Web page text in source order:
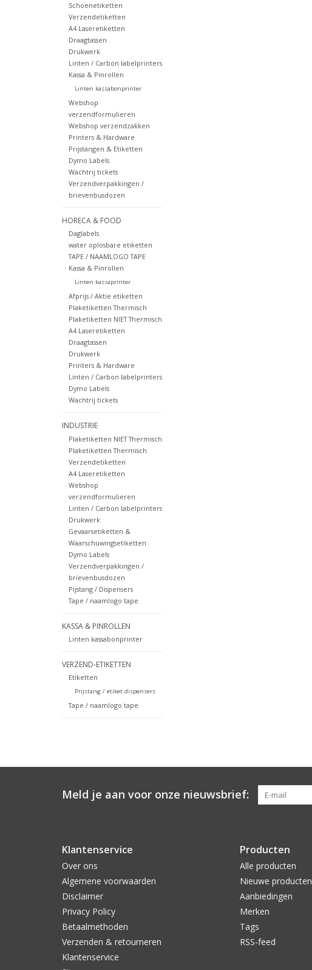
Schoenetiketten
Verzendetiketten
A4 Laseretiketten
Draagtassen
Drukwerk
Linten / Carbon labelprinters
Kassa & Pinrollen
Linten kassabonprinter
Webshop
verzendformulieren
Webshop verzendzakken
Printers & Hardware
Prijstangen & Etiketten
Dymo Labels
Wachtrij tickets
Verzendverpakkingen /
brievenbusdozen
HORECA & FOOD
Daglabels
water oplosbare etiketten
TAPE / NAAMLOGO TAPE
Kassa & Pinrollen
Linten kassaprinter
Afprijs / Aktie etiketten
Plaketiketten Thermisch
Plaketiketten NIET Thermisch
A4 Laseretiketten
Draagtassen
Drukwerk
Printers & Hardware
Linten / Carbon labelprinters
Dymo Labels
Wachtrij tickets
INDUSTRIE
Plaketiketten NIET Thermisch
Plaketiketten Thermisch
Verzendetiketten
A4 Laseretiketten
Webshop
verzendformulieren
Linten / Carbon labelprinters
Drukwerk
Gevaarsetiketten &
Waarschuwingsetiketten
Dymo Labels
Verzendverpakkingen /
brievenbusdozen
Pijstang / Dispensers
Tape / naamlogo tape
KASSA & PINROLLEN
Linten kassabonprinter
VERZEND-ETIKETTEN
Etiketten
Prijstang / etiket dispensers
Tape / naamlogo tape
Meld je aan voor onze nieuwsbrief:
Klantenservice
Over ons
Algemene voorwaarden
Disclaimer
Privacy Policy
Betaalmethoden
Verzenden & retourneren
Klantenservice
Producten
Alle producten
Nieuwe producten
Aanbiedingen
Merken
Tags
RSS-feed